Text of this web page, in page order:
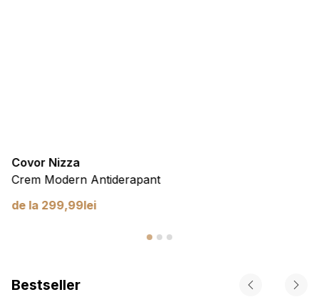
Covor Nizza
Crem Modern Antiderapant
de la 299,99lei
Bestseller